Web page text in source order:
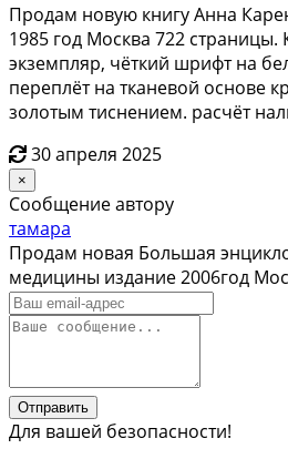
Продам новую книгу Анна
1985 год Москва 722
экземпляр, чёткий шрифт на
переплёт на тканевой основе
золотым тиснением. расчёт
30 апреля 2025
×
Сообщение автору
тамара
Продам новая Большая
медицины издание 2006год
Отправить
Для вашей безопасности!